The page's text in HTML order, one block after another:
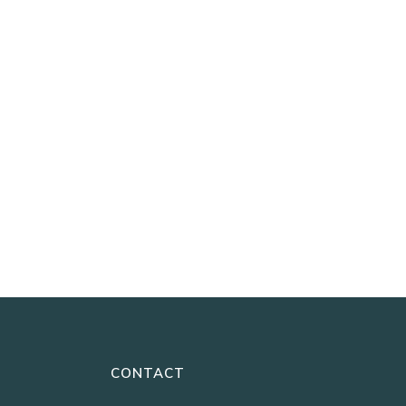
CONTACT